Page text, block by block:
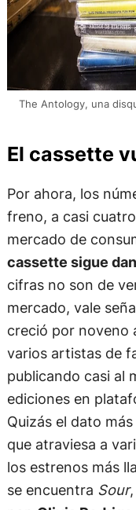
The Antology, una
El cassette
Por ahora, los
freno, a casi
mercado de
cassette sigue
cifras no son de
mercado, vale
creció por noveno
varios artistas de
publicando casi al
ediciones en
Quizás el dato
que atraviesa a
los estrenos más
se encuentra Sour